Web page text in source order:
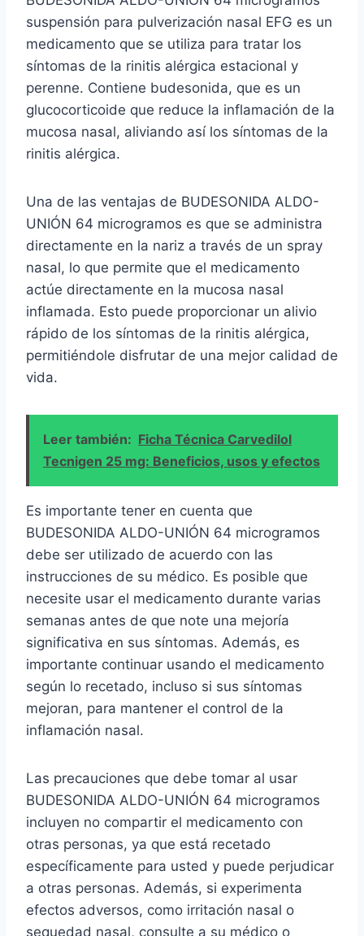
suspensión para pulverización nasal EFG es un
medicamento que se utiliza para tratar los
síntomas de la rinitis alérgica estacional y
perenne. Contiene budesonida, que es un
glucocorticoide que reduce la inflamación de la
mucosa nasal, aliviando así los síntomas de la
rinitis alérgica.
Una de las ventajas de BUDESONIDA ALDO-
UNIÓN 64 microgramos es que se administra
directamente en la nariz a través de un spray
nasal, lo que permite que el medicamento
actúe directamente en la mucosa nasal
inflamada. Esto puede proporcionar un alivio
rápido de los síntomas de la rinitis alérgica,
permitiéndole disfrutar de una mejor calidad de
vida.
Leer también: Ficha Técnica Carvedilol
Tecnigen 25 mg: Beneficios, usos y efectos
Es importante tener en cuenta que
BUDESONIDA ALDO-UNIÓN 64 microgramos
debe ser utilizado de acuerdo con las
instrucciones de su médico. Es posible que
necesite usar el medicamento durante varias
semanas antes de que note una mejoría
significativa en sus síntomas. Además, es
importante continuar usando el medicamento
según lo recetado, incluso si sus síntomas
mejoran, para mantener el control de la
inflamación nasal.
Las precauciones que debe tomar al usar
BUDESONIDA ALDO-UNIÓN 64 microgramos
incluyen no compartir el medicamento con
otras personas, ya que está recetado
específicamente para usted y puede perjudicar
a otras personas. Además, si experimenta
efectos adversos, como irritación nasal o
sequedad nasal, consulte a su médico o